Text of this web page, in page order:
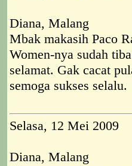
Diana, Malang
Mbak makasih Paco
Women-nya sudah
selamat. Gak cacat
semoga sukses selalu.
Selasa, 12 Mei 2009
Diana, Malang